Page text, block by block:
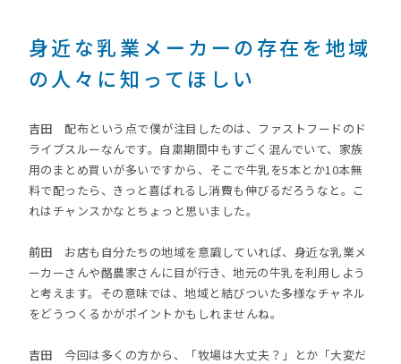
身近な乳業メーカーの存在を地域
の人々に知ってほしい
吉田 配布という点で僕が注目したのは、ファストフードのド
ライブスルーなんです。自粛期間中もすごく混んでいて、家族
用のまとめ買いが多いですから、そこで牛乳を5本とか10本無
料で配ったら、きっと喜ばれるし消費も伸びるだろうなと。こ
れはチャンスかなとちょっと思いました。
前田 お店も自分たちの地域を意識していれば、身近な乳業メ
ーカーさんや酪農家さんに目が行き、地元の牛乳を利用しよう
と考えます。その意味では、地域と結びついた多様なチャネル
をどうつくるかがポイントかもしれませんね。
吉田 今回は多くの方から、「牧場は大丈夫？」とか「大変だ